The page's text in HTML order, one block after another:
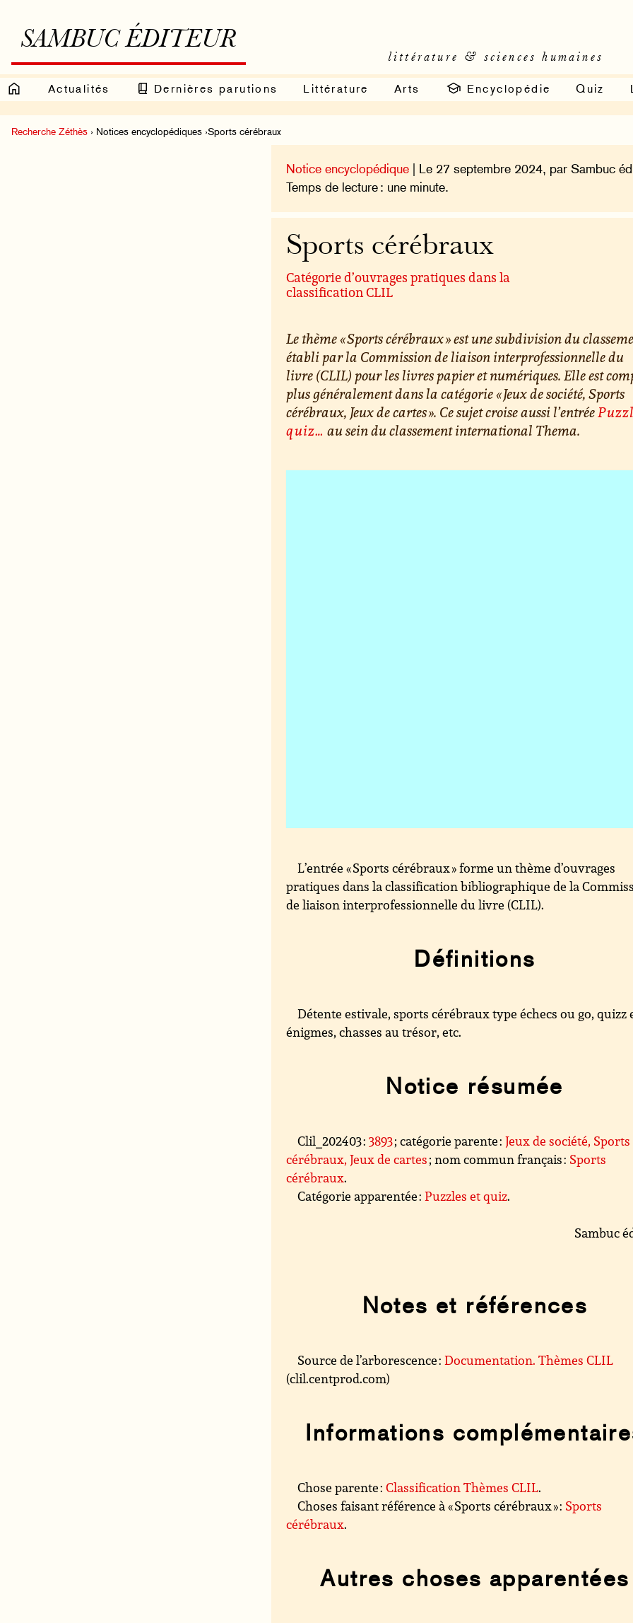
SAMBUC ÉDITEUR
littérature & sciences humaines
Actualités Dernières parutions Littérature Arts Encyclopédie Quiz
Recherche Zéthès › Notices encyclopédiques ›Sports cérébraux
Notice encyclopédique | Le 27 septembre 2024, par Sambuc
Temps de lecture : une minute.
Sports cérébraux
Catégorie d’ouvrages pratiques dans la
classification CLIL
Le thème « Sports cérébraux » est une subdivision du
établi par la Commission de liaison interprofessionnelle du
livre (CLIL) pour les livres papier et numériques. Elle est
plus généralement dans la catégorie « Jeux de société, Sports
cérébraux, Jeux de cartes ». Ce sujet croise aussi l’entrée
quiz… au sein du classement international Thema.
L’entrée « Sports cérébraux » forme un thème d’ouvrages
pratiques dans la classification bibliographique de la
de liaison interprofessionnelle du livre (CLIL).
Définitions
Détente estivale, sports cérébraux type échecs ou go, quizz
énigmes, chasses au trésor, etc.
Notice résumée
Clil_202403 :3893; catégorie parente :Jeux de société, Sports
cérébraux, Jeux de cartes; nom commun français : Sports
cérébraux.
Catégorie apparentée :Puzzles et quiz.
Sambuc
Notes et références
Source de l’arborescence :Documentation. Thèmes CLIL
(clil.centprod.com)
Informations
Chose parente :Classification Thèmes CLIL.
Choses faisant référence à « Sports cérébraux » : Sports
cérébraux.
Autres choses apparentées